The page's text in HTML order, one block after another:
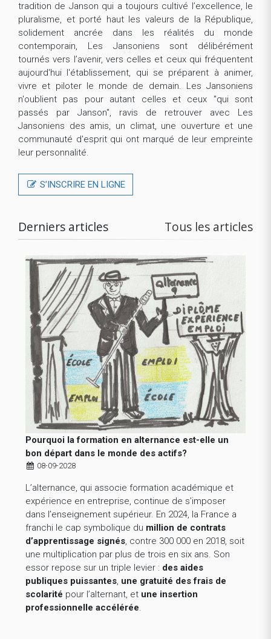
tradition de Janson qui a toujours cultivé l’excellence, le
pluralisme, et porté haut les valeurs de la République,
solidement ancrée dans les réalités du monde
contemporain, Les Jansoniens sont délibérément
tournés vers l’avenir, vers celles et ceux qui fréquentent
aujourd'hui l'établissement, qui se préparent à animer,
vivre et piloter le monde de demain. Les Jansoniens
n'oublient pas pour autant celles et ceux "qui sont
passés par Janson", ravis de retrouver avec Les
Jansoniens des amis, un climat, une ouverture et une
communauté d'esprit qui ont marqué de leur empreinte
leur personnalité.
S’INSCRIRE EN LIGNE
Derniers articles Tous les articles
Pourquoi la formation en alternance est-elle un
bon départ dans le monde des actifs?
08-09-2028
L’alternance, qui associe formation académique et
expérience en entreprise, continue de s’imposer
dans l’enseignement supérieur. En 2024, la France a
franchi le cap symbolique du million de contrats
d’apprentissage signés, contre 300 000 en 2018, soit
une multiplication par plus de trois en six ans. Son
essor repose sur un triple levier : des aides
publiques puissantes, une gratuité des frais de
scolarité pour l’alternant, et une insertion
professionnelle accélérée.